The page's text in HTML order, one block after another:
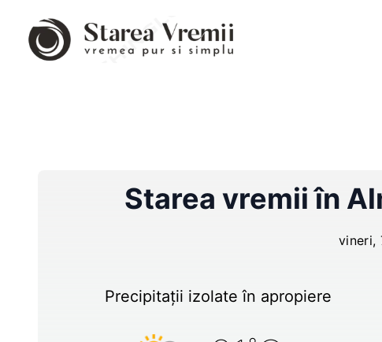
Starea vremii în
vineri,
Precipitații izolate în apropiere